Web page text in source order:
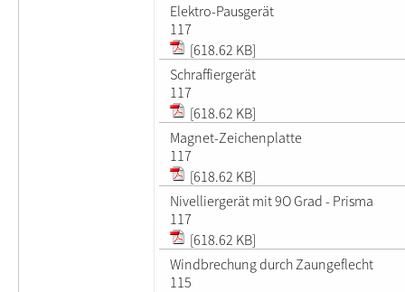
Elektro-Pausgerät
117
[618.62 KB]
Schraffiergerät
117
[618.62 KB]
Magnet-Zeichenplatte
117
[618.62 KB]
Nivelliergerät mit 9O Grad - Prisma
117
[618.62 KB]
Windbrechung durch Zaungeflecht
115